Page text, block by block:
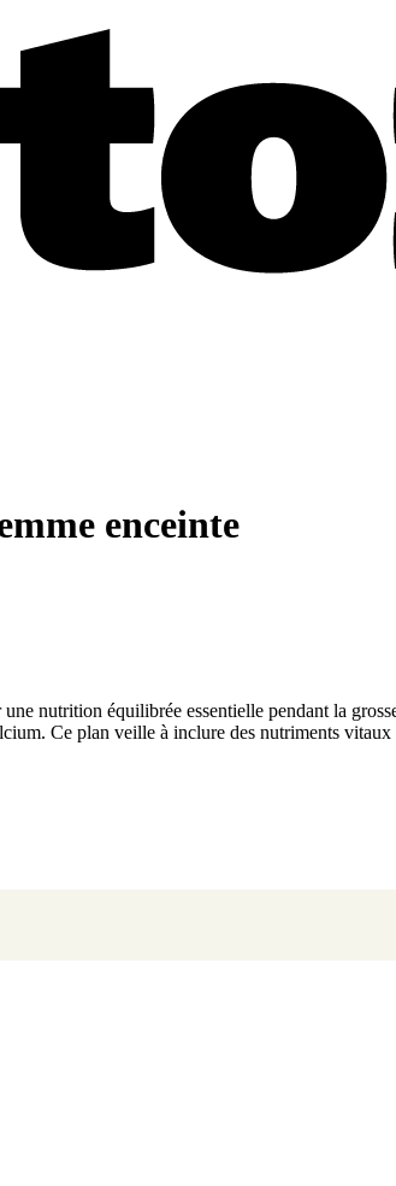
enceinte
nutrition équilibrée essentielle pendant la
Ce plan veille à inclure des nutriments